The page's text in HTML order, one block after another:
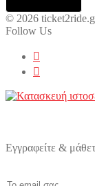
© 2026
Follow Us
Εγγραφείτε &